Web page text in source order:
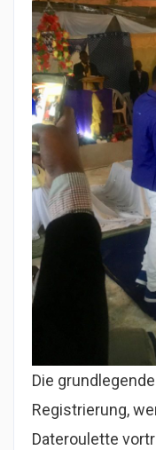
Die
Registrierung,
Dateroulette